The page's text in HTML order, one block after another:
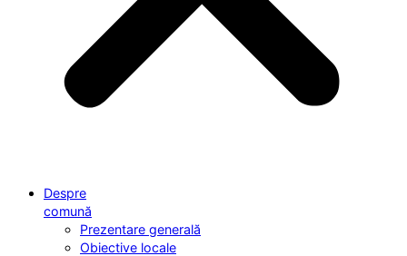
Despre
comună
Prezentare generală
Obiective locale